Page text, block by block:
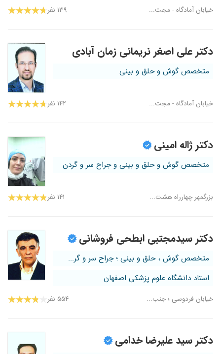
خیابان آمادگاه - مجت... ۱۳۹ نفر
دکتر علی اصغر نریمانی زمان آبادی
متخصص گوش و حلق و بینی
خیابان آمادگاه - مجت... ۱۴۲ نفر
دکتر ژاله امینی
متخصص گوش و حلق و بینی و جراح سر و گردن
بزرگمهر چهارراه هشت... ۱۴۱ نفر
دکتر سیدمجتبی ابطحی فروشانی
متخصص گوش ، حلق و بینی ؛ جراح سر و گر...
استاد دانشگاه علوم پزشکی اصفهان
خیابان فردوسی ؛ جنب... ۵۵۴ نفر
دکتر سید علیرضا خدامی